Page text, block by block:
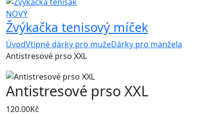
NOVÝ
Žvýkačka tenisový míček
ÚvodVtipné dárky pro mužeDárky pro manžela
Antistresové prso XXL
Antistresové prso XXL
120.00Kč